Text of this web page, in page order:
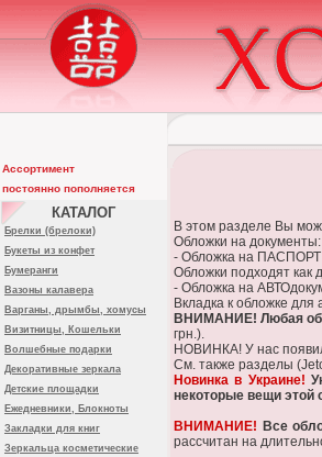
Ассортимент
постоянно пополняется
КАТАЛОГ
Брелки (брелоки)
Букеты из конфет
Бумеранги
Вазоны калавера
Варганы, дрымбы, хомусы
Визитницы, Кошельки
Волшебные подарки
Декоративные зеркала
Детские площадки
Ежедневники, Блокноты
Закладки для книг
Зеркальца косметические
В этом разделе Вы
Обложки на документы:
- Обложка на ПАСПОРТ
Обложки подходят как
- Обложка на
Вкладка к обложке
ВНИМАНИЕ! Любая
грн.).
НОВИНКА! У нас
См. также разделы
Новинка в Украине!
некоторые вещи этой
ВНИМАНИЕ! Все
рассчитан на